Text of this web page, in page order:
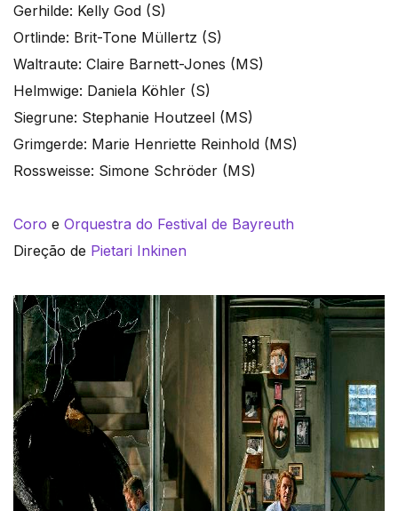
Gerhilde: Kelly God (S)
Ortlinde: Brit-Tone Müllertz (S)
Waltraute: Claire Barnett-Jones (MS)
Helmwige: Daniela Köhler (S)
Siegrune: Stephanie Houtzeel (MS)
Grimgerde: Marie Henriette Reinhold (MS)
Rossweisse: Simone Schröder (MS)
Coro e Orquestra do Festival de Bayreuth
Direção de Pietari Inkinen